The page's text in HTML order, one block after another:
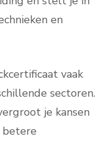
en
vaak
sectoren.
je kansen